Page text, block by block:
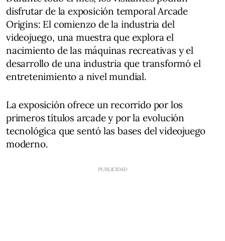
disfrutar de la exposición temporal Arcade
Origins: El comienzo de la industria del
videojuego, una muestra que explora el
nacimiento de las máquinas recreativas y el
desarrollo de una industria que transformó el
entretenimiento a nivel mundial.
La exposición ofrece un recorrido por los
primeros títulos arcade y por la evolución
tecnológica que sentó las bases del videojuego
moderno.